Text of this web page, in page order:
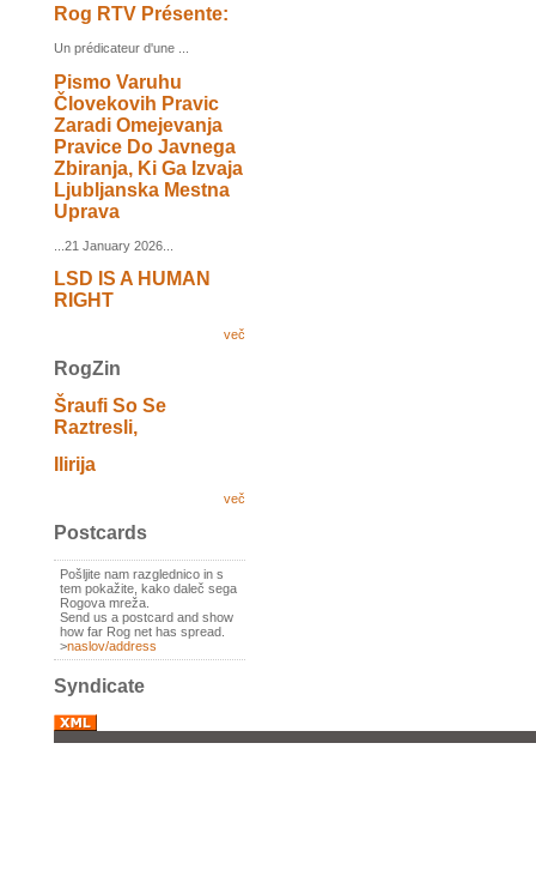
Rog RTV Présente:
Un prédicateur d'une ...
Pismo Varuhu
Človekovih Pravic
Zaradi Omejevanja
Pravice Do Javnega
Zbiranja, Ki Ga Izvaja
Ljubljanska Mestna
Uprava
...21 January 2026...
LSD IS A HUMAN
RIGHT
več
RogZin
Šraufi So Se
Raztresli,
Ilirija
več
Postcards
Pošljite nam razglednico in s
tem pokažite, kako daleč sega
Rogova mreža.
Send us a postcard and show
how far Rog net has spread.
>naslov/address
Syndicate